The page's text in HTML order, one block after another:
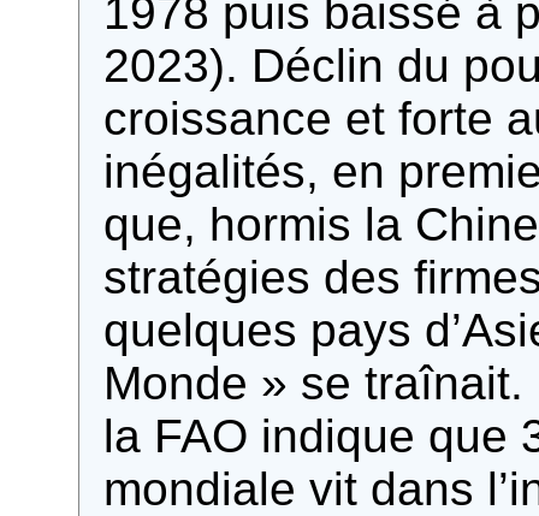
1978 puis baissé à
2023). Déclin du
croissance et forte
inégalités, en
que, hormis la
stratégies des
quelques pays
Monde » se
la FAO indique que
mondiale vit dans